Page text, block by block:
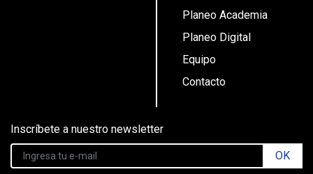
Planeo Academia
Planeo Digital
Equipo
Contacto
Inscríbete a nuestro newsletter
OK